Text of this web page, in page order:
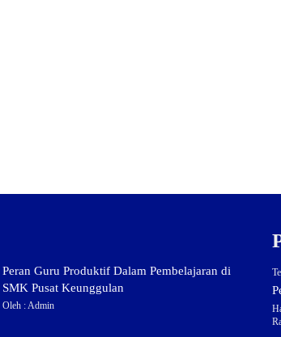
Peran Guru Produktif Dalam Pembelajaran di
SMK Pusat Keunggulan
Oleh : Admin